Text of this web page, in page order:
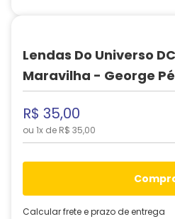
Lendas Do Universo
Maravilha - George
R$ 35,00
ou 1x de R$ 35,00
Calcular frete e prazo de entrega